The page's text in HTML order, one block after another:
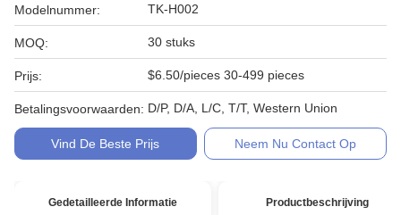
Modelnummer: TK-H002
MOQ: 30 stuks
Prijs: $6.50/pieces 30-499 pieces
Betalingsvoorwaarden: D/P, D/A, L/C, T/T, Western Union
Vind De Beste Prijs Neem Nu Contact Op
Gedetailleerde Informatie Productbeschrijving